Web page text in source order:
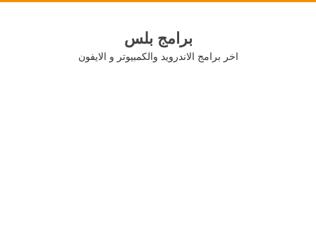
برامج بلس
اخر برامج الاندرويد والكمبيوتر و الايفون